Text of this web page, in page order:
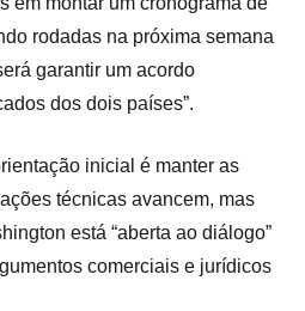
rodadas na próxima semana
garantir um acordo
dos dois países”.
inicial é manter as
técnicas avancem, mas
está “aberta ao diálogo”
comerciais e jurídicos